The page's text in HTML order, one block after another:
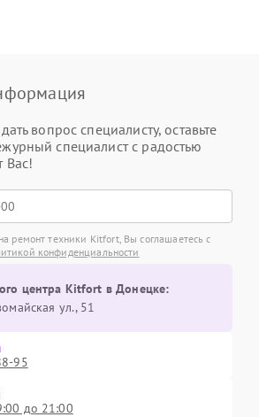
вопрос специалисту, оставьте
специалист с радостью
Вас!
ремонт техники Kitfort, Вы соглашаетесь с
конфиденциальности
центра Kitfort в Донецке:
ул., 51
95
до 21:00